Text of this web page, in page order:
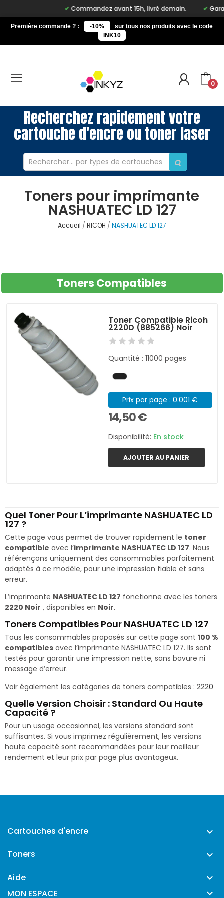
Commandez avant 15h, livré demain.
Première commande ? : -10%
sur tous nos produits avec le code
INK10
0
Recherchez rapidement votre
cartouche d'encre ou toner laser
Toners pour imprimante
NASHUATEC LD 127
Accueil RICOH NASHUATEC LD 127
Toners Compatibles
Toner Compatible Ricoh
2220D (885266) Noir
Quantité : 11000 pages
Prix par page : 0.001 €
14,50 €
Disponibilité: En stock
AJOUTER AU PANIER
Quel Toner Pour L’imprimante NASHUATEC LD
127 ?
Cette page vous permet de trouver rapidement le toner
compatible avec l’imprimante NASHUATEC LD 127. Nous
référençons uniquement des consommables parfaitement
adaptés à ce modèle, pour une impression fiable et sans
erreur.
L’imprimante NASHUATEC LD 127 fonctionne avec les toners
2220 Noir , disponibles en Noir.
Toners Compatibles Pour NASHUATEC LD 127
Tous les consommables proposés sur cette page sont 100 %
compatibles avec l’imprimante NASHUATEC LD 127. Ils sont
testés pour garantir une impression nette, sans bavure ni
message d’erreur.
Voir également les catégories de toners compatibles : 2220
Quelle Version Choisir : Standard Ou Haute
Capacité ?
Pour un usage occasionnel, les versions standard sont
suffisantes. Si vous imprimez régulièrement, les versions
haute capacité sont recommandées pour leur meilleur
rendement et leur prix par page plus avantageux.
Cartouches d'encre 
Toners 
Aide 
MON ESPACE 